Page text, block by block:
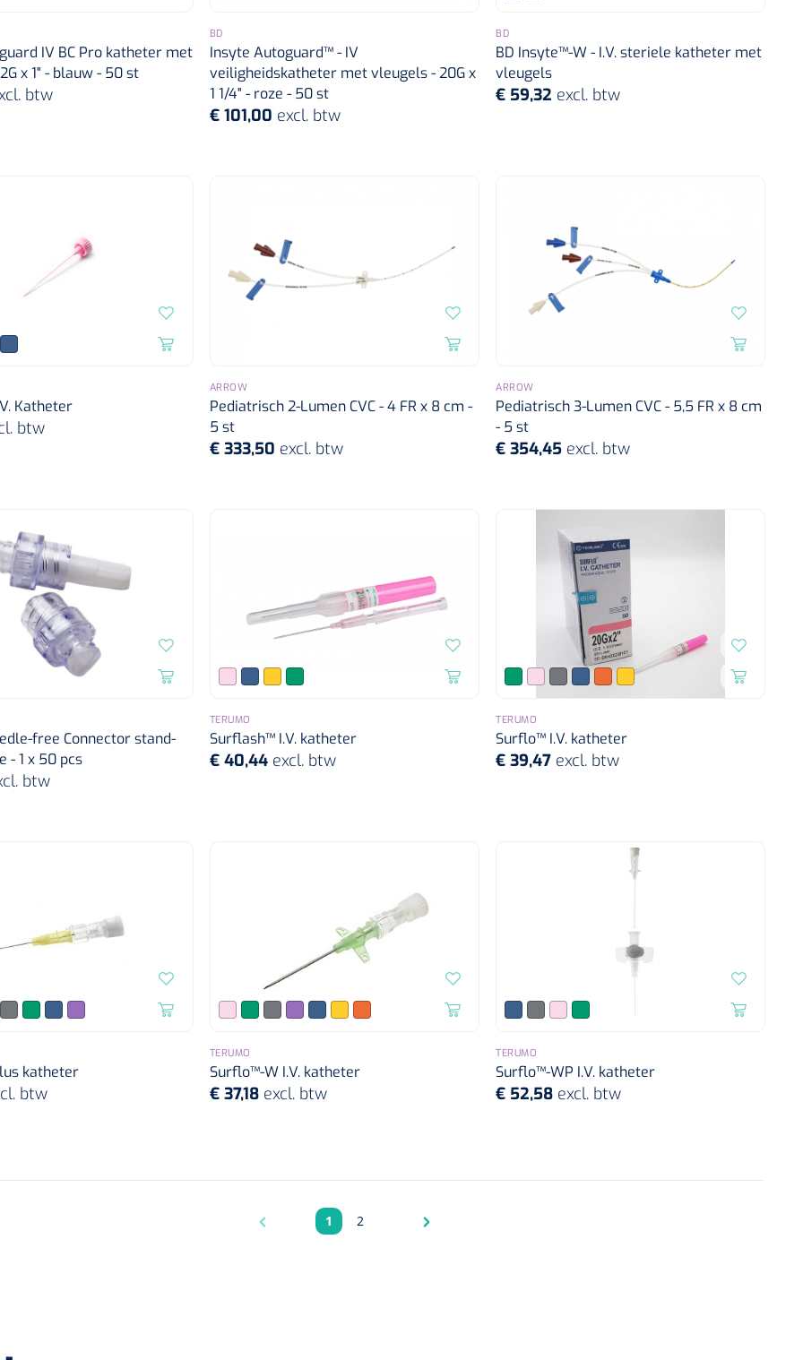
IV BC Pro katheter met
x 1" - blauw - 50 st
btw
BD
Insyte Autoguard™ - IV
veiligheidskatheter met vleugels - 20G x
1 1/4" - roze - 50 st
€ 101,00 excl. btw
BD
BD Insyte™-W - I.V. steriele katheter met
vleugels
€ 59,32 excl. btw
Katheter
btw
ARROW
Pediatrisch 2-Lumen CVC - 4 FR x 8 cm -
5 st
€ 333,50 excl. btw
ARROW
Pediatrisch 3-Lumen CVC - 5,5 FR x 8 cm
- 5 st
€ 354,45 excl. btw
free Connector stand-
- 1 x 50 pcs
btw
TERUMO
Surflash™ I.V. katheter
€ 40,44 excl. btw
TERUMO
Surflo™ I.V. katheter
€ 39,47 excl. btw
katheter
btw
TERUMO
Surflo™-W I.V. katheter
€ 37,18 excl. btw
TERUMO
Surflo™-WP I.V. katheter
€ 52,58 excl. btw
Pagina
1 Pagina
2